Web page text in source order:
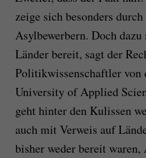
zeige sich besonders
Asylbewerbern. Doch
Länder bereit, sagt der
Politikwissenschaftler von
University of Applied
geht hinter den Kulissen
auch mit Verweis auf
bisher weder bereit waren,